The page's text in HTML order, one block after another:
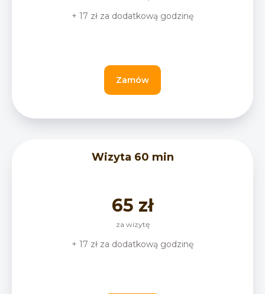
+ 17 zł za dodatkową godzinę
Zamów
Wizyta 60 min
65 zł
za wizytę
+ 17 zł za dodatkową godzinę